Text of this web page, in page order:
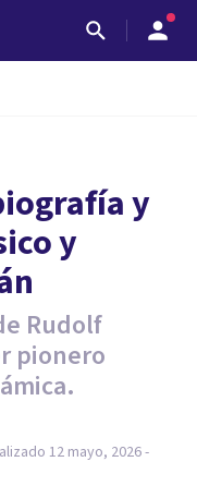
y
y
Rudolf
pionero
12 mayo, 2026 -